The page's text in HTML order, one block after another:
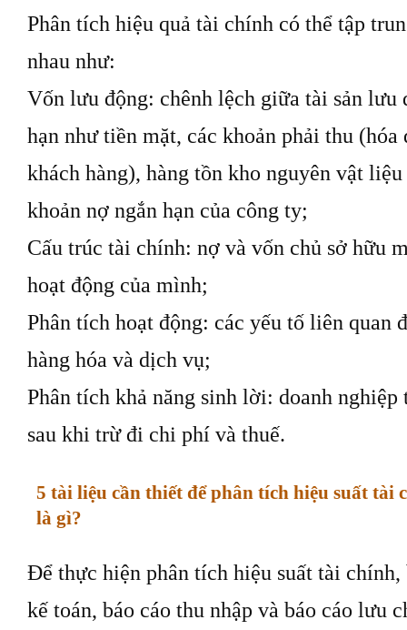
Phân tích hiệu quả tài chính có thể tập
nhau như:
Vốn lưu động: chênh lệch giữa tài sản lưu
hạn như tiền mặt, các khoản phải thu (hóa
khách hàng), hàng tồn kho nguyên vật
khoản nợ ngắn hạn của công ty;
Cấu trúc tài chính: nợ và vốn chủ sở hữu
hoạt động của mình;
Phân tích hoạt động: các yếu tố liên quan
hàng hóa và dịch vụ;
Phân tích khả năng sinh lời: doanh
sau khi trừ đi chi phí và thuế.
5 tài liệu cần thiết để phân tích hiệu suất tài
là gì?
Để thực hiện phân tích hiệu suất tài chính,
kế toán, báo cáo thu nhập và báo cáo lưu